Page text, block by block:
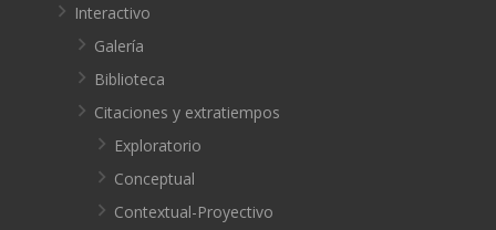
Interactivo
Galería
Biblioteca
Citaciones y extratiempos
Exploratorio
Conceptual
Contextual-Proyectivo